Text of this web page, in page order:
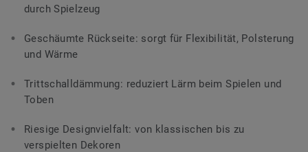
durch Spielzeug
Geschäumte Rückseite: sorgt für Flexibilität, Polsterung
und Wärme
Trittschalldämmung: reduziert Lärm beim Spielen und
Toben
Riesige Designvielfalt: von klassischen bis zu
verspielten Dekoren